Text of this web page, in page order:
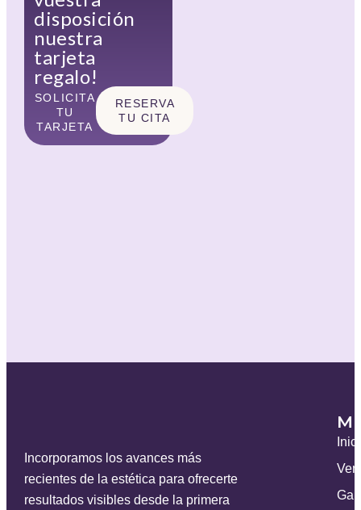
disposición
nuestra
tarjeta
regalo!
SOLICITA
TU
TARJETA
RESERVA
TU CITA
Incorporamos los avances más
recientes de la estética para ofrecerte
resultados visibles desde la primera